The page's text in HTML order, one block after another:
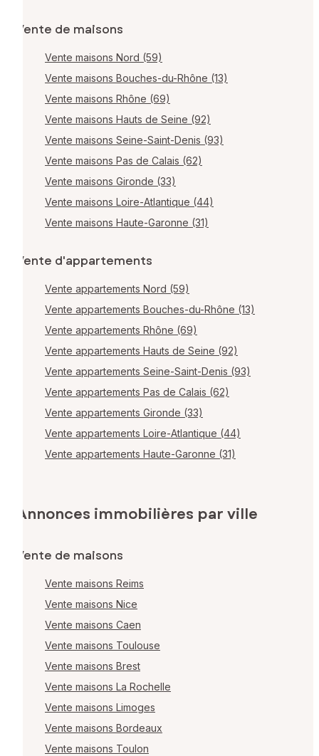
Vente de maisons
Vente maisons Nord (59)
Vente maisons Bouches-du-Rhône (13)
Vente maisons Rhône (69)
Vente maisons Hauts de Seine (92)
Vente maisons Seine-Saint-Denis (93)
Vente maisons Pas de Calais (62)
Vente maisons Gironde (33)
Vente maisons Loire-Atlantique (44)
Vente maisons Haute-Garonne (31)
Vente d'appartements
Vente appartements Nord (59)
Vente appartements Bouches-du-Rhône (13)
Vente appartements Rhône (69)
Vente appartements Hauts de Seine (92)
Vente appartements Seine-Saint-Denis (93)
Vente appartements Pas de Calais (62)
Vente appartements Gironde (33)
Vente appartements Loire-Atlantique (44)
Vente appartements Haute-Garonne (31)
Annonces immobilières par ville
Vente de maisons
Vente maisons Reims
Vente maisons Nice
Vente maisons Caen
Vente maisons Toulouse
Vente maisons Brest
Vente maisons La Rochelle
Vente maisons Limoges
Vente maisons Bordeaux
Vente maisons Toulon